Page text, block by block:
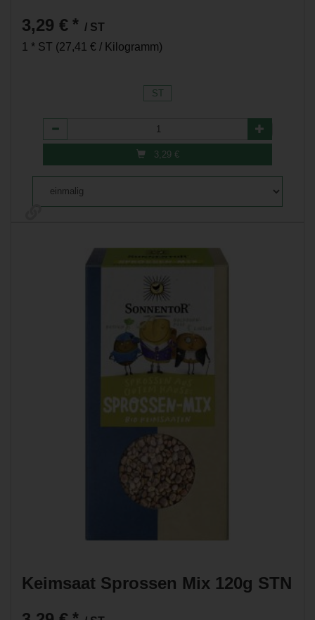
3,29 € * / ST
1 * ST (27,41 € / Kilogramm)
ST
Anzahl
3,29 €
Keimsaat Sprossen Mix 120g STN